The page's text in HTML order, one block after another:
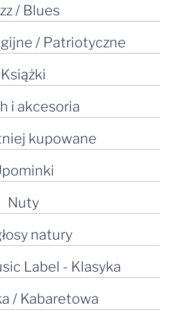
/ Blues
/ Patriotyczne
Książki
i akcesoria
kupowane
Nuty
natury
Label - Klasyka
/ Kabaretowa